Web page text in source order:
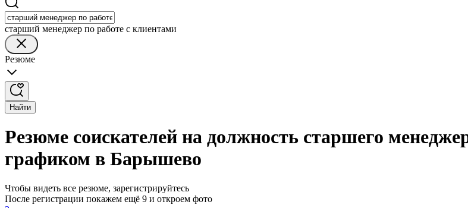
старший менеджер по работе с клиентами
Резюме
Найти
Резюме соискателей на должность старшего
графиком в Барышево
Чтобы видеть все резюме, зарегистрируйтесь
После регистрации покажем ещё 9 и откроем фото